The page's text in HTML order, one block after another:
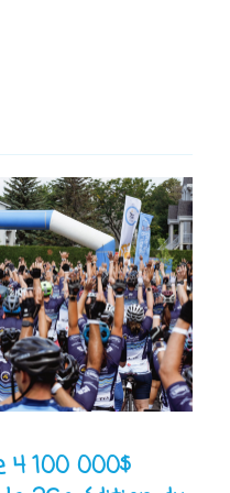
4 100 000$